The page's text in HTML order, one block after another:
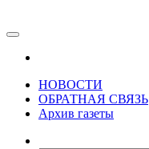
НОВОСТИ
ОБРАТНАЯ СВЯЗЬ
Архив газеты